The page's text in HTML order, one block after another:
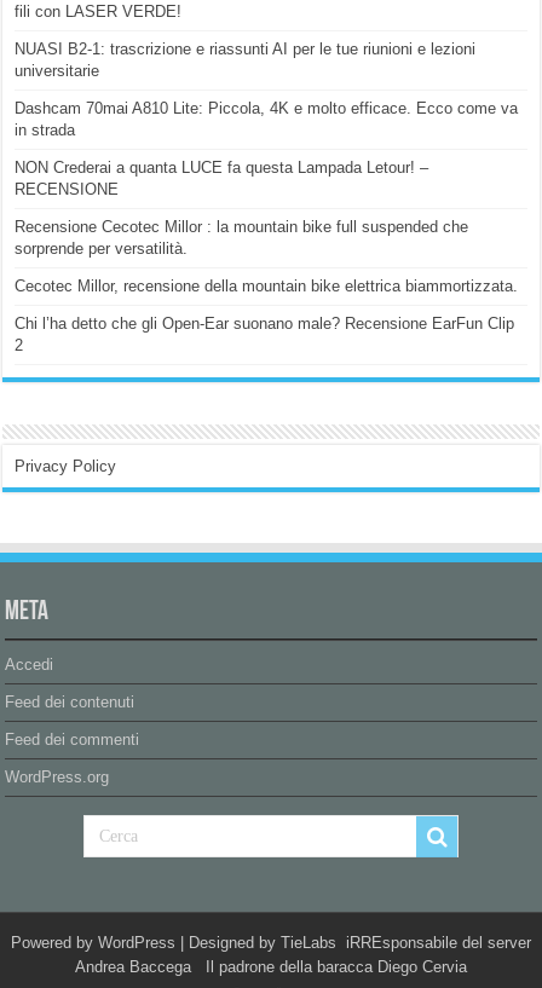
fili con LASER VERDE!
NUASI B2-1: trascrizione e riassunti AI per le tue riunioni e lezioni
universitarie
Dashcam 70mai A810 Lite: Piccola, 4K e molto efficace. Ecco come va
in strada
NON Crederai a quanta LUCE fa questa Lampada Letour! –
RECENSIONE
Recensione Cecotec Millor : la mountain bike full suspended che
sorprende per versatilità.
Cecotec Millor, recensione della mountain bike elettrica biammortizzata.
Chi l’ha detto che gli Open-Ear suonano male? Recensione EarFun Clip
2
Privacy Policy
Meta
Accedi
Feed dei contenuti
Feed dei commenti
WordPress.org
Powered by WordPress | Designed by TieLabs iRREsponsabile del server
Andrea Baccega Il padrone della baracca Diego Cervia